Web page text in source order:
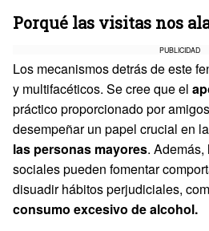
Porqué las visitas nos
PUBLICIDAD
Los mecanismos detrás de este
y multifacéticos. Se cree que el
práctico proporcionado por
desempeñar un papel crucial en
las personas mayores.
sociales pueden fomentar
disuadir hábitos perjudiciales,
consumo excesivo de alcohol.